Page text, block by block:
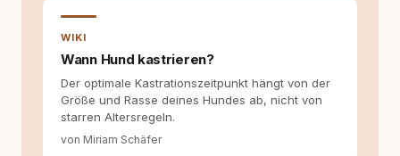
WIKI
Wann Hund kastrieren?
Der optimale Kastrationszeitpunkt hängt von der
Größe und Rasse deines Hundes ab, nicht von
starren Altersregeln.
von Miriam Schäfer